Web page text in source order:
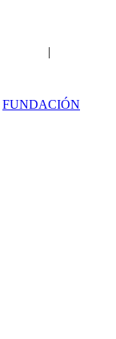
FUNDACIÓN